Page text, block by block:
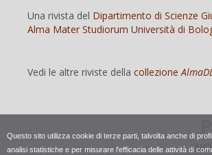
Questo sito utilizza cookie di terze parti, talvolta anche di
analisi statistiche e per misurare l'efficacia delle attività di
Una rivista del Dipartimento di Scienze
Alma Mater Studiorum Università di
Vedi le altre riviste della collezione